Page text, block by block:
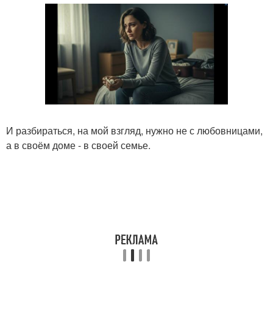
И разбираться, на мой взгляд, нужно не с любовницами,
а в своём доме - в своей семье.